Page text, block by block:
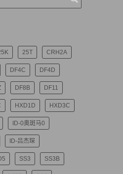
25T CRH2A
DF4C DF4D
DF8B DF11
HXD1D HXD3C
ID-0奥斑马0
ID-吕杰琛
SS3 SS3B